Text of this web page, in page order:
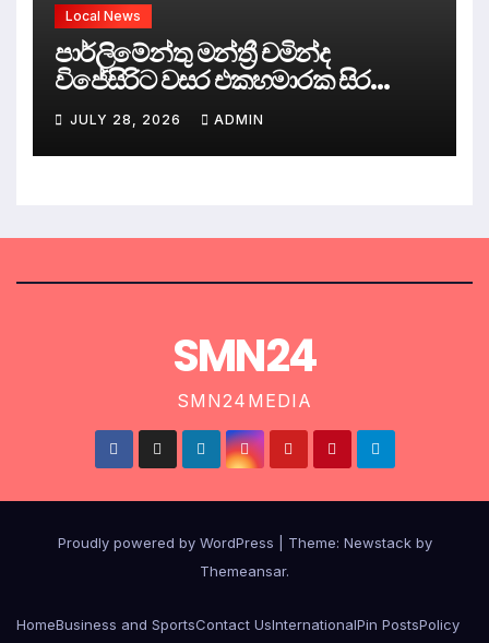
Local News
පාර්ලිමේන්තු මන්ත්‍රී චමින්ද
විජේසිරිට වසර එකහමාරක සිර
දඬුවම්.
JULY 28, 2026 ADMIN
SMN24
SMN24MEDIA
Proudly powered by WordPress Theme: Newstackby
Themeansar.
HomeBusiness and SportsContact UsInternationalPin PostsPolicy